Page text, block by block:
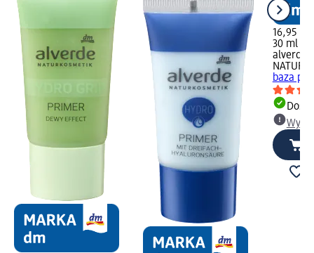
16,95 zł
30 ml
alverde
baza